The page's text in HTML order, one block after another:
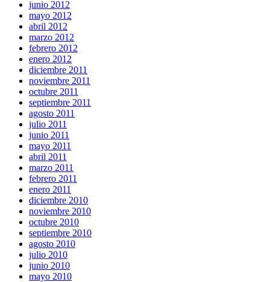
junio 2012
mayo 2012
abril 2012
marzo 2012
febrero 2012
enero 2012
diciembre 2011
noviembre 2011
octubre 2011
septiembre 2011
agosto 2011
julio 2011
junio 2011
mayo 2011
abril 2011
marzo 2011
febrero 2011
enero 2011
diciembre 2010
noviembre 2010
octubre 2010
septiembre 2010
agosto 2010
julio 2010
junio 2010
mayo 2010